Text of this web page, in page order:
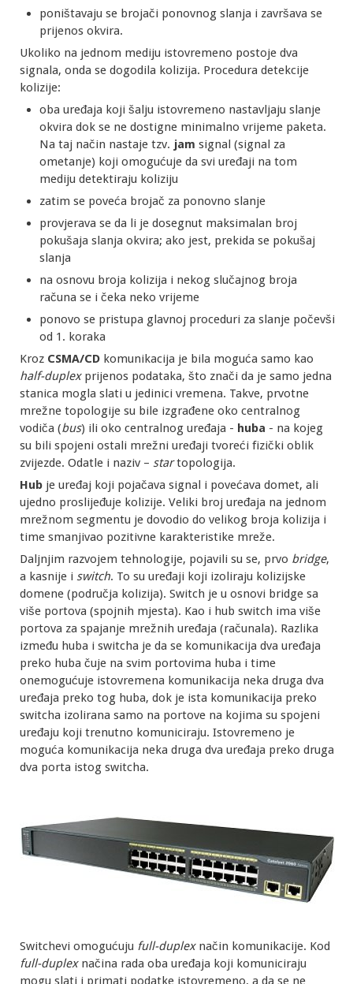
poništavaju se brojači ponovnog slanja i završava se
prijenos okvira.
Ukoliko na jednom mediju istovremeno postoje dva
signala, onda se dogodila kolizija. Procedura detekcije
kolizije:
oba uređaja koji šalju istovremeno nastavljaju slanje
okvira dok se ne dostigne minimalno vrijeme paketa.
Na taj način nastaje tzv. jam signal (signal za
ometanje) koji omogućuje da svi uređaji na tom
mediju detektiraju koliziju
zatim se poveća brojač za ponovno slanje
provjerava se da li je dosegnut maksimalan broj
pokušaja slanja okvira; ako jest, prekida se pokušaj
slanja
na osnovu broja kolizija i nekog slučajnog broja
računa se i čeka neko vrijeme
ponovo se pristupa glavnoj proceduri za slanje počevši
od 1. koraka
Kroz CSMA/CD komunikacija je bila moguća samo kao
half-duplexprijenos podataka, što znači da je samo jedna
stanica mogla slati u jedinici vremena. Takve, prvotne
mrežne topologije su bile izgrađene oko centralnog
vodiča (bus) ili oko centralnog uređaja - huba - na kojeg
su bili spojeni ostali mrežni uređaji tvoreći fizički oblik
zvijezde. Odatle i naziv – startopologija.
Hub je uređaj koji pojačava signal i povećava domet, ali
ujedno proslijeđuje kolizije. Veliki broj uređaja na jednom
mrežnom segmentu je dovodio do velikog broja kolizija i
time smanjivao pozitivne karakteristike mreže.
Daljnjim razvojem tehnologije, pojavili su se, prvo bridge,
a kasnije i switch. To su uređaji koji izoliraju kolizijske
domene (područja kolizija). Switch je u osnovi bridge sa
više portova (spojnih mjesta). Kao i hub switch ima više
portova za spajanje mrežnih uređaja (računala). Razlika
između huba i switcha je da se komunikacija dva uređaja
preko huba čuje na svim portovima huba i time
onemogućuje istovremena komunikacija neka druga dva
uređaja preko tog huba, dok je ista komunikacija preko
switcha izolirana samo na portove na kojima su spojeni
uređaju koji trenutno komuniciraju. Istovremeno je
moguća komunikacija neka druga dva uređaja preko druga
dva porta istog switcha.
Switchevi omogućuju full-duplexnačin komunikacije. Kod
full-duplexnačina rada oba uređaja koji komuniciraju
mogu slati i primati podatke istovremeno, a da se ne